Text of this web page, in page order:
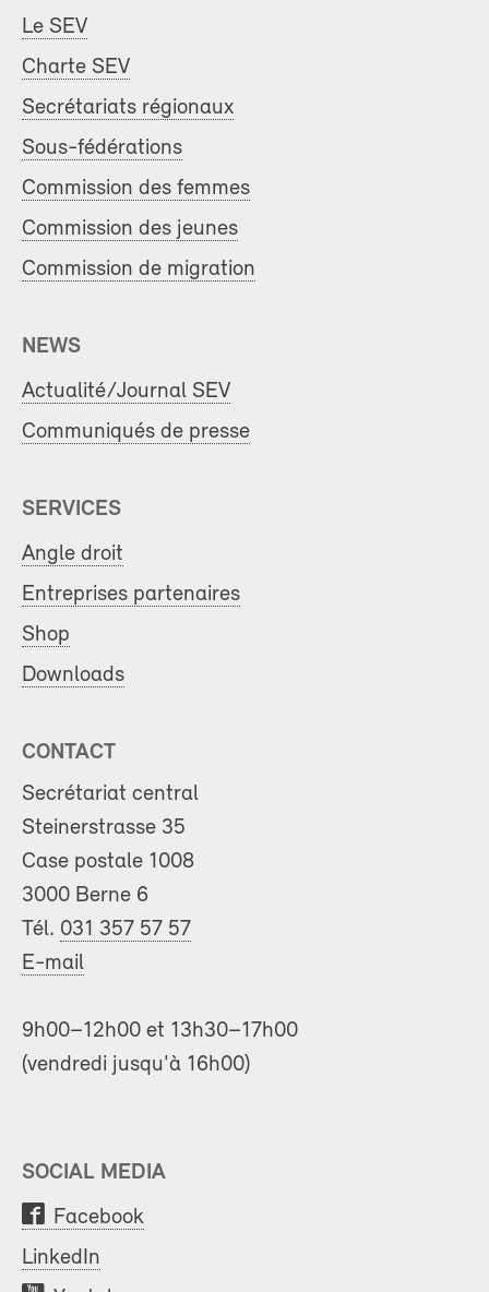
Le SEV
Charte SEV
Secrétariats régionaux
Sous-fédérations
Commission des femmes
Commission des jeunes
Commission de migration
NEWS
Actualité/Journal SEV
Communiqués de presse
SERVICES
Angle droit
Entreprises partenaires
Shop
Downloads
CONTACT
Secrétariat central
Steinerstrasse 35
Case postale 1008
3000 Berne 6
Tél. 031 357 57 57
E-mail
9h00–12h00 et 13h30–17h00
(vendredi jusqu'à 16h00)
SOCIAL MEDIA
Facebook
LinkedIn